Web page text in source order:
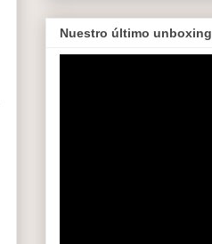
Nuestro último unboxing